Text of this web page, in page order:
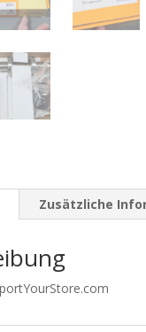
Zusätzliche